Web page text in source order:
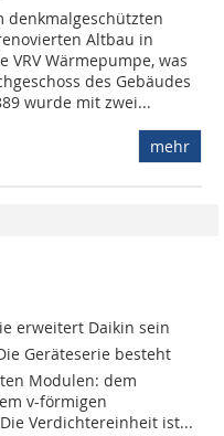
denkmalgeschützten
Altbau in
VRV Wärmepumpe, was
des Gebäudes
wurde mit zwei...
mehr
erweitert Daikin sein
Die Geräteserie besteht
Modulen: dem
v-förmigen
Verdichtereinheit ist...